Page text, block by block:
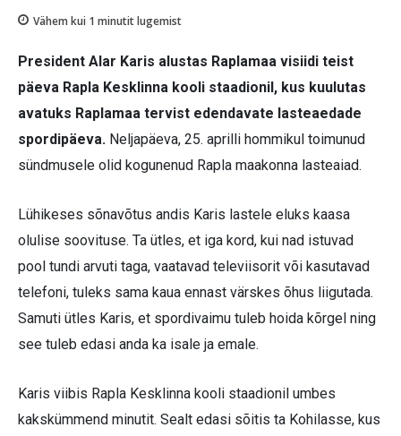
Vähem kui 1 minutit lugemist
President Alar Karis alustas Raplamaa visiidi teist
päeva Rapla Kesklinna kooli staadionil, kus kuulutas
avatuks Raplamaa tervist edendavate lasteaedade
spordipäeva. Neljapäeva, 25. aprilli hommikul toimunud
sündmusele olid kogunenud Rapla maakonna lasteaiad.
Lühikeses sõnavõtus andis Karis lastele eluks kaasa
olulise soovituse. Ta ütles, et iga kord, kui nad istuvad
pool tundi arvuti taga, vaatavad televiisorit või kasutavad
telefoni, tuleks sama kaua ennast värskes õhus liigutada.
Samuti ütles Karis, et spordivaimu tuleb hoida kõrgel ning
see tuleb edasi anda ka isale ja emale.
Karis viibis Rapla Kesklinna kooli staadionil umbes
kakskümmend minutit. Sealt edasi sõitis ta Kohilasse, kus